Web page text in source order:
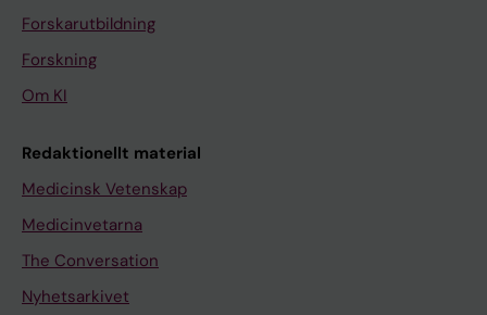
Forskarutbildning
Forskning
Om KI
Redaktionellt material
Medicinsk Vetenskap
Medicinvetarna
The Conversation
Nyhetsarkivet